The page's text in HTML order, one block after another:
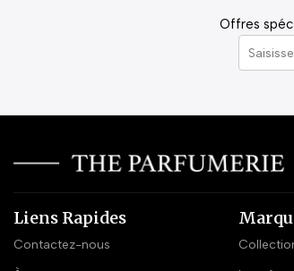
Offres
Liens Rapides
Contactez-nous